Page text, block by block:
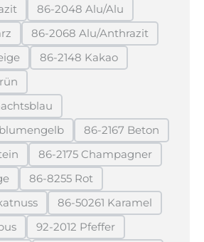
ist zurzeit nicht verfügbar.)
86-2048 Alu/Alu
(Diese Option ist zurzeit
ist zurzeit nicht verfügbar.)
86-2068 Alu/Anthrazit
(Diese Option ist zurzeit
ist zurzeit nicht verfügbar.)
86-2148 Kakao
(Diese Option ist zurzeit
ist zurzeit nicht verfügbar.)
Option ist zurzeit nicht verfügbar.)
Option ist zurzeit nicht verfügbar.)
86-2167 Beton
(Diese Option ist
ist zurzeit nicht verfügbar.)
86-2175 Champagner
(Diese Option ist
ist zurzeit nicht verfügbar.)
86-8255 Rot
(Diese Option ist zurzeit nicht
Option ist zurzeit nicht verfügbar.)
86-50261 Karamel
(Diese Option ist
ist zurzeit nicht verfügbar.)
92-2012 Pfeffer
(Diese Option ist zurzeit